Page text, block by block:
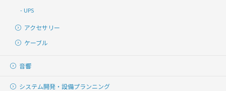
UPS
アクセサリー
ケーブル
音響
システム開発・ 設備プランニング